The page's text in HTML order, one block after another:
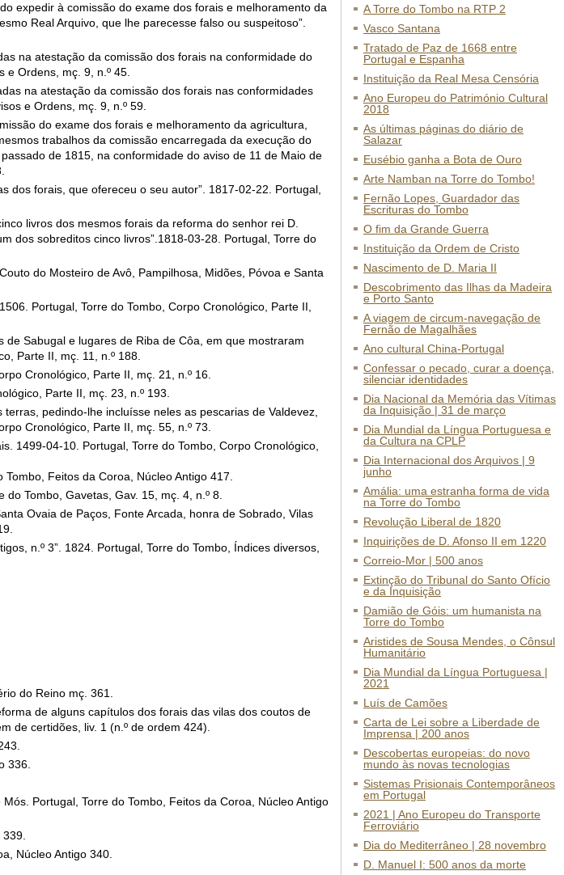
expedir à comissão do exame dos forais e melhoramento da
Real Arquivo, que lhe parecesse falso ou suspeitoso”.
na atestação da comissão dos forais na conformidade do
e Ordens, mç. 9, n.º 45.
na atestação da comissão dos forais nas conformidades
e Ordens, mç. 9, n.º 59.
do exame dos forais e melhoramento da agricultura,
trabalhos da comissão encarregada da execução do
de 1815, na conformidade do aviso de 11 de Maio de
dos forais, que ofereceu o seu autor”. 1817-02-22. Portugal,
livros dos mesmos forais da reforma do senhor rei D.
dos sobreditos cinco livros”.1818-03-28. Portugal, Torre do
do Mosteiro de Avô, Pampilhosa, Midões, Póvoa e Santa
Portugal, Torre do Tombo, Corpo Cronológico, Parte II,
Sabugal e lugares de Riba de Côa, em que mostraram
Parte II, mç. 11, n.º 188.
Cronológico, Parte II, mç. 21, n.º 16.
Parte II, mç. 23, n.º 193.
pedindo-lhe incluísse neles as pescarias de Valdevez,
Cronológico, Parte II, mç. 55, n.º 73.
1499-04-10. Portugal, Torre do Tombo, Corpo Cronológico,
Feitos da Coroa, Núcleo Antigo 417.
Tombo, Gavetas, Gav. 15, mç. 4, n.º 8.
Ovaia de Paços, Fonte Arcada, honra de Sobrado, Vilas
n.º 3”. 1824. Portugal, Torre do Tombo, Índices diversos,
do Reino mç. 361.
de alguns capítulos dos forais das vilas dos coutos de
de certidões, liv. 1 (n.º de ordem 424).
336.
Portugal, Torre do Tombo, Feitos da Coroa, Núcleo Antigo
Núcleo Antigo 340.
A Torre do Tombo na RTP 2
Vasco Santana
Tratado de Paz de 1668 entre
Portugal e Espanha
Instituição da Real Mesa Censória
Ano Europeu do Património Cultural
2018
As últimas páginas do diário de
Salazar
Eusébio ganha a Bota de Ouro
Arte Namban na Torre do Tombo!
Fernão Lopes, Guardador das
Escrituras do Tombo
O fim da Grande Guerra
Instituição da Ordem de Cristo
Nascimento de D. Maria II
Descobrimento das Ilhas da Madeira
e Porto Santo
A viagem de circum-navegação de
Fernão de Magalhães
Ano cultural China-Portugal
Confessar o pecado, curar a doença,
silenciar identidades
Dia Nacional da Memória das Vítimas
da Inquisição | 31 de março
Dia Mundial da Língua Portuguesa e
da Cultura na CPLP
Dia Internacional dos Arquivos | 9
junho
Amália: uma estranha forma de vida
na Torre do Tombo
Revolução Liberal de 1820
Inquirições de D. Afonso II em 1220
Correio-Mor | 500 anos
Extinção do Tribunal do Santo Ofício
e da Inquisição
Damião de Góis: um humanista na
Torre do Tombo
Aristides de Sousa Mendes, o Cônsul
Humanitário
Dia Mundial da Língua Portuguesa |
2021
Luís de Camões
Carta de Lei sobre a Liberdade de
Imprensa | 200 anos
Descobertas europeias: do novo
mundo às novas tecnologias
Sistemas Prisionais Contemporâneos
em Portugal
2021 | Ano Europeu do Transporte
Ferroviário
Dia do Mediterrâneo | 28 novembro
D. Manuel I: 500 anos da morte